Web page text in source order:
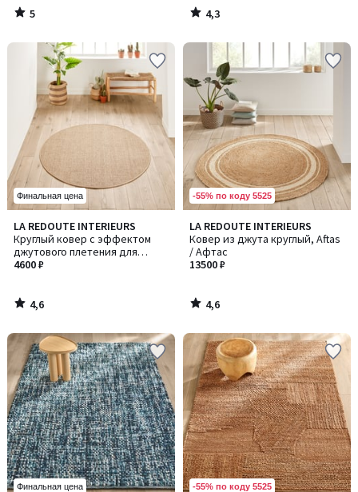
5
/
4,3
/
Финальная цена
LA REDOUTE INTERIEURS
Круглый ковер с эффектом
джутового плетения для
внутренних помещений и
4600 ₽
4,6
/ 5
4,6
/
-55% по коду 5525
LA REDOUTE INTERIEURS
Ковер из джута круглый, Aftas
/ Афтас
13500 ₽
4,6
/ 5
4,6
/
Финальная цена -55% по коду 5525